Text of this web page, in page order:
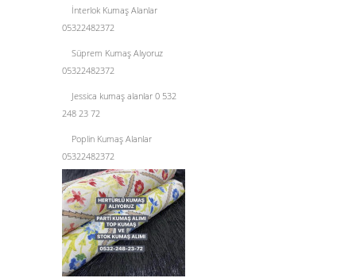
İnterlok Kumaş Alanlar
05322482372
Süprem Kumaş Alıyoruz
05322482372
Jessica kumaş alanlar 0 532
248 23 72
Poplin Kumaş Alanlar
05322482372